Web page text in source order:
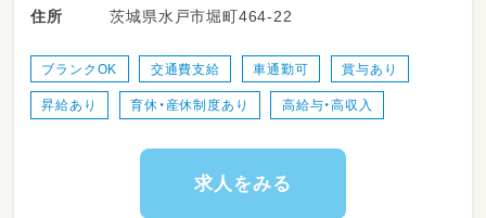
☆児童指導員業務全般
☆近隣店舗へのヘルプ業務
☆各種イベント準備
☆連絡帳、ブログ作成
※従事すべき業務の変更の範囲：なし
住所
茨城県水戸市堀町464-22
ブランクOK 交通費支給 車通勤可 賞与あり
昇給あり 育休・産休制度あり 高給与・高収入
求人をみる